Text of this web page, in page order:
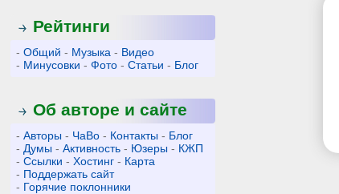
Рейтинги
-Общий - Музыка - Видео
- Минусовки -Фото -Статьи - Блог
Об авторе и сайте
-Авторы - ЧаВо - Контакты - Блог
- Думы -Активность - Юзеры - КЖП
-Ссылки -Хостинг - Карта
- Поддержать сайт
- Горячие поклонники